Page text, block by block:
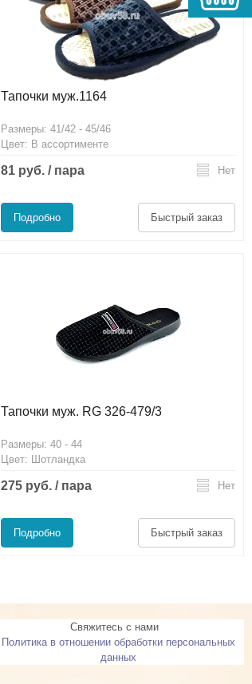
Тапочки муж.1164
Размеры: 41/42 - 45/46
Цвет: В ассортименте
81 руб. / пара Нет
Подробно Быстрый заказ
Тапочки муж. RG 326-479/3
Размеры: 40 - 44
Цвет: Шотландка
275 руб. / пара Нет
Подробно Быстрый заказ
Свяжитесь с нами
Политика в отношении обработки персональных
данных